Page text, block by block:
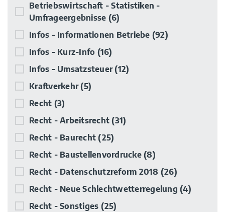
Betriebswirtschaft - Statistiken -
Umfrageergebnisse (6)
Infos - Informationen Betriebe (92)
Infos - Kurz-Info (16)
Infos - Umsatzsteuer(12)
Kraftverkehr(5)
Recht (3)
Recht - Arbeitsrecht(31)
Recht - Baurecht(25)
Recht - Baustellenvordrucke (8)
Recht - Datenschutzreform 2018 (26)
Recht - Neue Schlechtwetterregelung (4)
Recht - Sonstiges (25)